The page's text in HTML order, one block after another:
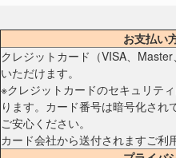
お支払い
クレジットカード（VISA、
いただけます。
※クレジットカードのセキュリテ
ります。カード番号は暗号化さ
ご安心ください。
カード会社から送付されますご利